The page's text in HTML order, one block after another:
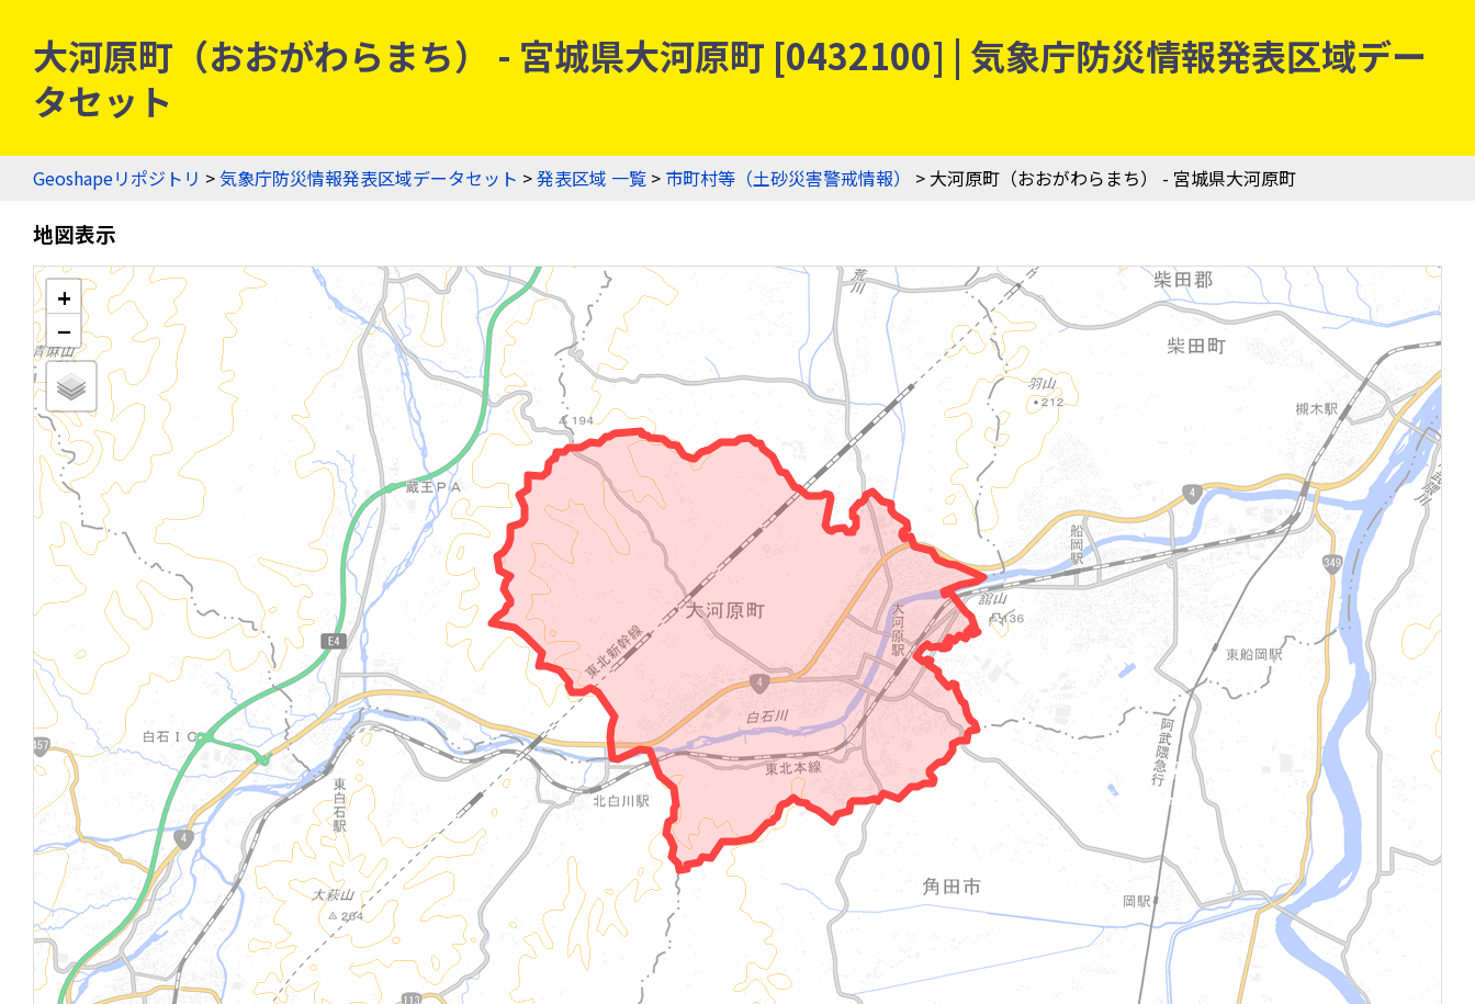
大河原町（おおがわらまち） - 宮城県大河原町 [0432100] | 気象庁防災情報発表区域デー
タセット
Geoshapeリポジトリ >気象庁防災情報発表区域データセット >発表区域 一覧 > 市町村等（土砂災害警戒情報） > 大河原町（おおがわらまち） - 宮城県大河原町
地図表示
+
−